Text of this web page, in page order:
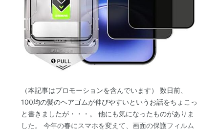
（本記事はプロモーションを含んでいます） 数日前、
100均の髪のヘアゴムが伸びやすいというお話をちょこっ
と書きましたが・・・。 他にも気になったものがありま
した。 今年の春にスマホを変えて、画面の保護フィルム